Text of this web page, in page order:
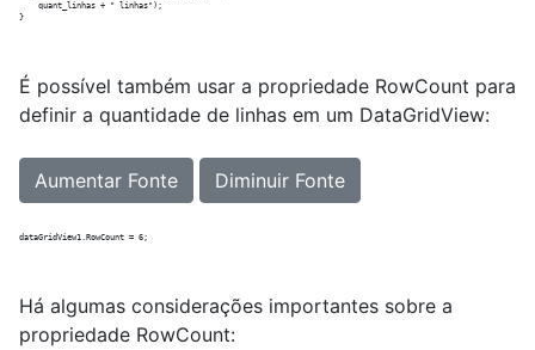
    quant_linhas + " linhas");
É possível também usar a propriedade RowCount para
definir a quantidade de linhas em um DataGridView:
Aumentar Fonte Diminuir Fonte
Há algumas considerações importantes sobre a
propriedade RowCount: